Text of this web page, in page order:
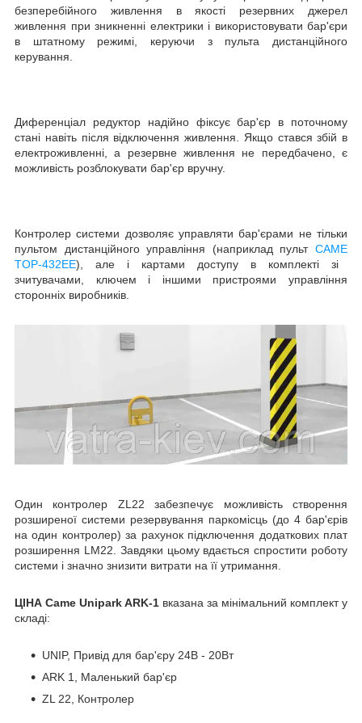
безперебійного живлення в якості резервних джерел
живлення при зникненні електрики і використовувати бар'єри
в штатному режимі, керуючи з пульта дистанційного
керування.
Диференціал редуктор надійно фіксує бар'єр в поточному
стані навіть після відключення живлення. Якщо стався збій в
електроживленні, а резервне живлення не передбачено, є
можливість розблокувати бар'єр вручну.
Контролер системи дозволяє управляти бар'єрами не тільки
пультом дистанційного управління (наприклад пульт CAME
TOP-432EE), але і картами доступу в комплекті зі
зчитувачами, ключем і іншими пристроями управління
сторонніх виробників.
Один контролер ZL 22 забезпечує можливість створення
розширеної системи резервування паркомісць (до 4 бар'єрів
на один контролер) за рахунок підключення додаткових плат
розширення LM22. Завдяки цьому вдається спростити роботу
системи і значно знизити витрати на її утримання.
ЦІНА Came Unipark ARK-1 вказана за мінімальний комплект у
складі:
UNIP, Привід для бар'єру 24В - 20Вт
ARK 1, Маленький бар'єр
ZL 22, Контролер